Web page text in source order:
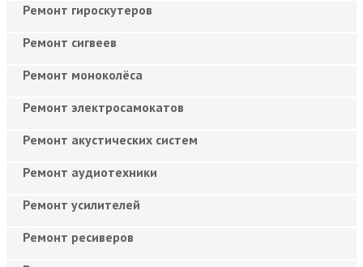
Ремонт гироскутеров
Ремонт сигвеев
Ремонт моноколёса
Ремонт электросамокатов
Ремонт акустических систем
Ремонт аудиотехники
Ремонт усилителей
Ремонт ресиверов